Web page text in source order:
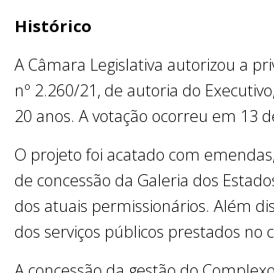
Histórico
A Câmara Legislativa autorizou a
nº 2.260/21, de autoria do
20 anos. A votação ocorreu em 13
O projeto foi acatado com
de concessão da Galeria dos
dos atuais permissionários. Além
dos serviços públicos prestados no